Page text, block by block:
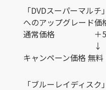
「DVDスーパーマル
へのアップグレード価
通常価格 ＋
↓
キャンペーン価格 無料
「ブルーレイディス